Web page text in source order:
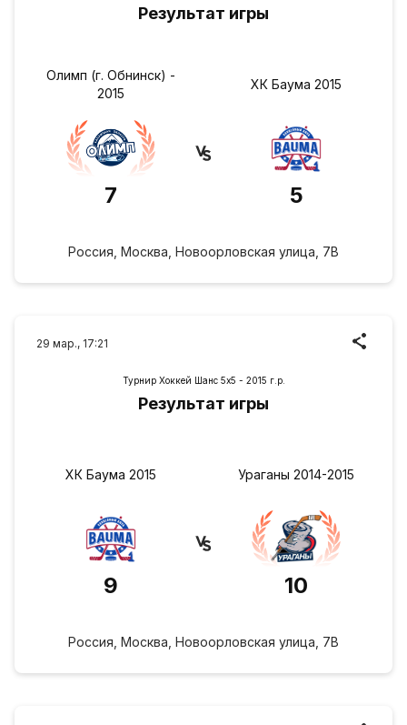
Результат игры
Олимп (г. Обнинск) -
2015
7
ХК Баума 2015
5
Россия, Москва, Новоорловская улица, 7В
29 мар., 17:21
Турнир Хоккей Шанс 5х5 - 2015 г.р.
Результат игры
ХК Баума 2015
9
Ураганы 2014-2015
10
Россия, Москва, Новоорловская улица, 7В